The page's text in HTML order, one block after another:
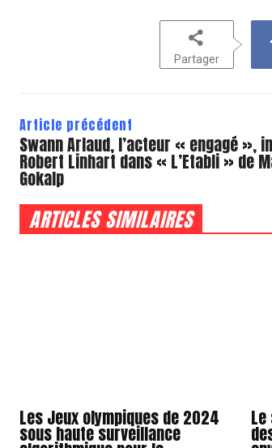
Partager
Article précédent
Swann Arlaud, l’acteur « engagé »,
Robert Linhart dans « L’Etabli » de
Gokalp
ARTICLES SIMILAIRES
Les Jeux olympiques de 2024
sous haute surveillance